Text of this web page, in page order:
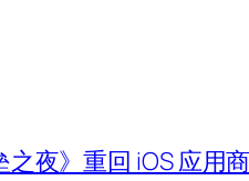
之夜》重回 iOS 应用